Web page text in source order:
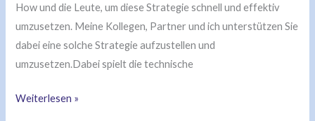
How und die Leute, um diese Strategie schnell und effektiv
umzusetzen. Meine Kollegen, Partner und ich unterstützen Sie
dabei eine solche Strategie aufzustellen und
umzusetzen.Dabei spielt die technische
Weiterlesen »